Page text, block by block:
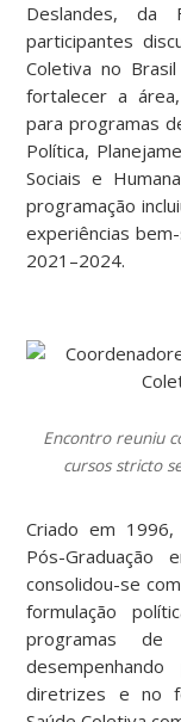
Deslandes, da
participantes
Coletiva no
fortalecer a
para programas
Política,
Sociais e
programação
experiências
2021–2024.
Encontro reuniu
cursos stricto
Criado em
Pós-Graduação
consolidou-se
formulação
programas de
diretrizes e no